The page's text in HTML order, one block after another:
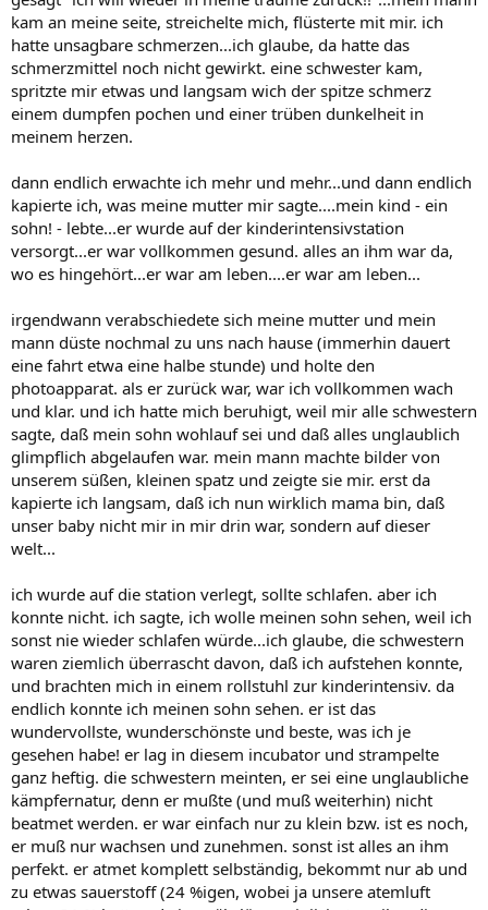
kam an meine seite, streichelte mich, flüsterte mit mir. ich
hatte unsagbare schmerzen...ich glaube, da hatte das
schmerzmittel noch nicht gewirkt. eine schwester kam,
spritzte mir etwas und langsam wich der spitze schmerz
einem dumpfen pochen und einer trüben dunkelheit in
meinem herzen.
dann endlich erwachte ich mehr und mehr...und dann endlich
kapierte ich, was meine mutter mir sagte....mein kind - ein
sohn! - lebte...er wurde auf der kinderintensivstation
versorgt...er war vollkommen gesund. alles an ihm war da,
wo es hingehört...er war am leben....er war am leben...
irgendwann verabschiedete sich meine mutter und mein
mann düste nochmal zu uns nach hause (immerhin dauert
eine fahrt etwa eine halbe stunde) und holte den
photoapparat. als er zurück war, war ich vollkommen wach
und klar. und ich hatte mich beruhigt, weil mir alle schwestern
sagte, daß mein sohn wohlauf sei und daß alles unglaublich
glimpflich abgelaufen war. mein mann machte bilder von
unserem süßen, kleinen spatz und zeigte sie mir. erst da
kapierte ich langsam, daß ich nun wirklich mama bin, daß
unser baby nicht mir in mir drin war, sondern auf dieser
welt...
ich wurde auf die station verlegt, sollte schlafen. aber ich
konnte nicht. ich sagte, ich wolle meinen sohn sehen, weil ich
sonst nie wieder schlafen würde...ich glaube, die schwestern
waren ziemlich überrascht davon, daß ich aufstehen konnte,
und brachten mich in einem rollstuhl zur kinderintensiv. da
endlich konnte ich meinen sohn sehen. er ist das
wundervollste, wunderschönste und beste, was ich je
gesehen habe! er lag in diesem incubator und strampelte
ganz heftig. die schwestern meinten, er sei eine unglaubliche
kämpfernatur, denn er mußte (und muß weiterhin) nicht
beatmet werden. er war einfach nur zu klein bzw. ist es noch,
er muß nur wachsen und zunehmen. sonst ist alles an ihm
perfekt. er atmet komplett selbständig, bekommt nur ab und
zu etwas sauerstoff (24 %igen, wobei ja unsere atemluft